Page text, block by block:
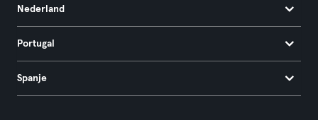
Nederland
Portugal
Spanje